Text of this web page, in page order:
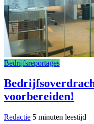
Bedrijfsreportages
voorbereiden!
Redactie 5 minuten leestijd